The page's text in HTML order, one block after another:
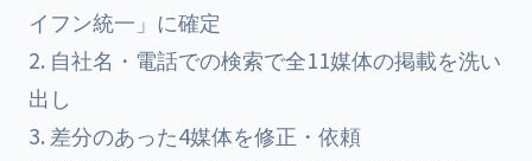
イフン統一」に確定
自社名・電話での検索で全11媒体の掲載を洗い
出し
差分のあった4媒体を修正・依頼